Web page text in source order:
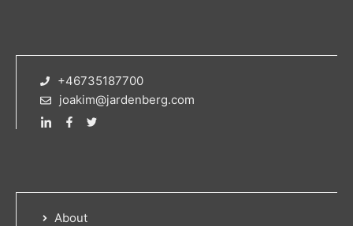
+46735187700
joakim@jardenberg.com
About